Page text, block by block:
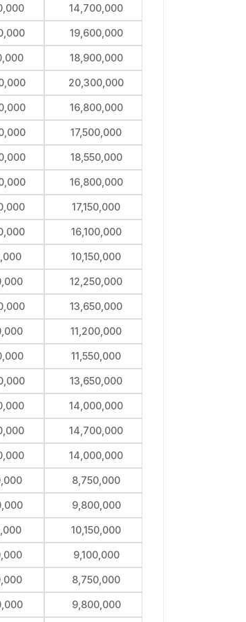
14,700,000
19,600,000
18,900,000
20,300,000
16,800,000
17,500,000
18,550,000
16,800,000
17,150,000
16,100,000
10,150,000
12,250,000
13,650,000
11,200,000
11,550,000
13,650,000
14,000,000
14,700,000
14,000,000
8,750,000
9,800,000
10,150,000
9,100,000
8,750,000
9,800,000